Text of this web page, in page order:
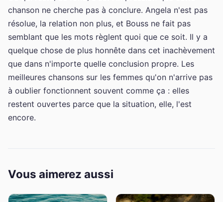
chanson ne cherche pas à conclure. Angela n'est pas
résolue, la relation non plus, et Bouss ne fait pas
semblant que les mots règlent quoi que ce soit. Il y a
quelque chose de plus honnête dans cet inachèvement
que dans n'importe quelle conclusion propre. Les
meilleures chansons sur les femmes qu'on n'arrive pas
à oublier fonctionnent souvent comme ça : elles
restent ouvertes parce que la situation, elle, l'est
encore.
Vous aimerez aussi